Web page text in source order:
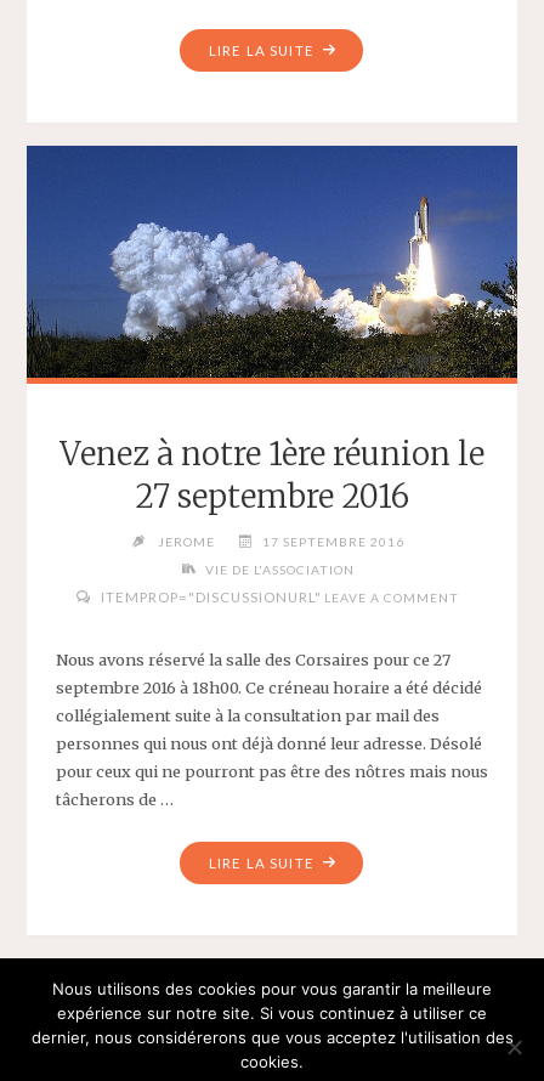
LIRE LA SUITE "INSCRIVEZ-
VOUS
Venez à notre 1ère réunion le
27 septembre 2016
JEROME
17 SEPTEMBRE 2016
VIE DE L'ASSOCIATION
ITEMPROP="DISCUSSIONURL" LEAVE A COMMENT
Nous avons réservé la salle des Corsaires pour ce 27
septembre 2016 à 18h00. Ce créneau horaire a été décidé
collégialement suite à la consultation par mail des
personnes qui nous ont déjà donné leur adresse. Désolé
pour ceux qui ne pourront pas être des nôtres mais nous
tâcherons de …
LIRE LA SUITE "VENEZ
À
Pagination
1 … 62 63 64
Nous utilisons des cookies pour vous garantir la meilleure
expérience sur notre site. Si vous continuez à utiliser ce
dernier, nous considérerons que vous acceptez l'utilisation des
cookies.